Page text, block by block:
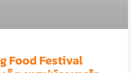
Food Festival